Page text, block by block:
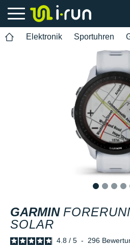
Elektronik Sportuhren
GARMIN
SOLAR
4.8 / 5 - 296